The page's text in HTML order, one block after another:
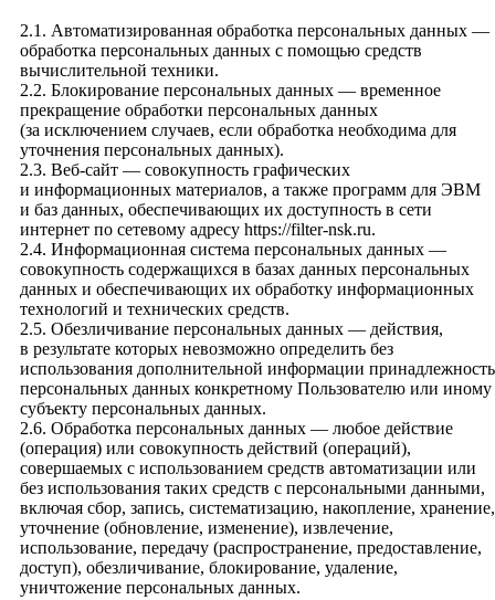
2.1. Автоматизированная обработка персональных данных —
обработка персональных данных с помощью средств
вычислительной техники.
2.2. Блокирование персональных данных — временное
прекращение обработки персональных данных
(за исключением случаев, если обработка необходима для
уточнения персональных данных).
2.3. Веб-сайт — совокупность графических
и информационных материалов, а также программ для ЭВМ
и баз данных, обеспечивающих их доступность в сети
интернет по сетевому адресу https://filter-nsk.ru.
2.4. Информационная система персональных данных —
совокупность содержащихся в базах данных персональных
данных и обеспечивающих их обработку информационных
технологий и технических средств.
2.5. Обезличивание персональных данных — действия,
в результате которых невозможно определить без
использования дополнительной информации принадлежность
персональных данных конкретному Пользователю или иному
субъекту персональных данных.
2.6. Обработка персональных данных — любое действие
(операция) или совокупность действий (операций),
совершаемых с использованием средств автоматизации или
без использования таких средств с персональными данными,
включая сбор, запись, систематизацию, накопление, хранение,
уточнение (обновление, изменение), извлечение,
использование, передачу (распространение, предоставление,
доступ), обезличивание, блокирование, удаление,
уничтожение персональных данных.